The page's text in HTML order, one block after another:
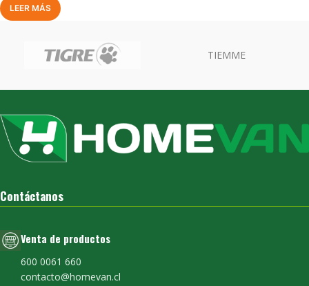
LEER MÁS
TIEMME
Contáctanos
Venta de productos
600 0061 660
contacto@homevan.cl